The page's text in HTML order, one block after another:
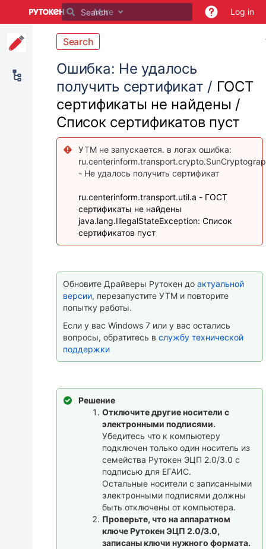
content
assistive.skiplink.to.breadcrumbs
assistive.skiplink.to.header.menu
assistive.skiplink.to.action.menu
assistive.skiplink.to.quick.search
More Log in
Search
Ошибка: Не удалось
получить сертификат / ГОСТ
сертификаты не найдены /
Список сертификатов пуст
УТМ не запускается. в логах ошибка:
- Не удалось получить сертификат
ru.centerinform.transport.util.a - ГОСТ
сертификаты не найдены
java.lang.IllegalStateException: Список
сертификатов пуст
Обновите Драйверы Рутокен до актуальной
версии, перезапустите УТМ и повторите
попытку работы.
Если у вас Windows 7 или у вас остались
вопросы, обратитесь в службу технической
поддержки
Решение
Отключите другие носители с
электронными подписями.
Убедитесь что к компьютеру
подключен только один носитель из
семейства Рутокен ЭЦП 2.0/3.0 с
подписью для ЕГАИС.
Остальные носители с записанными
электронными подписями должны
быть отключены от компьютера.
Проверьте, что на аппаратном
ключе Рутокен ЭЦП 2.0/3.0,
записаны ключи нужного формата.